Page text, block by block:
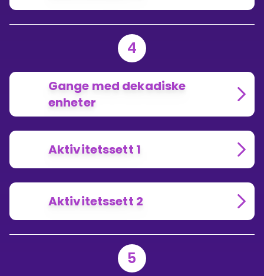
4
Gange med dekadiske
enheter
Aktivitetssett 1
Aktivitetssett 2
5